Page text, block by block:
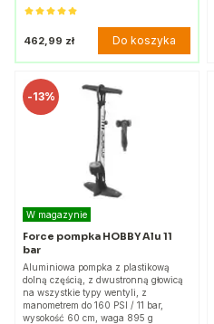
462,99 zł Do koszyka
-13%
W magazynie
Force pompka HOBBY Alu 11
bar
Aluminiowa pompka z plastikową
dolną częścią, z dwustronną głowicą
na wszystkie typy wentyli, z
manometrem do 160 PSI / 11 bar,
wysokość 60 cm, waga 895 g